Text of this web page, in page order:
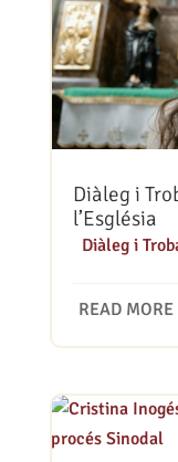
Diàleg i
l’Església
Diàleg i
READ MORE